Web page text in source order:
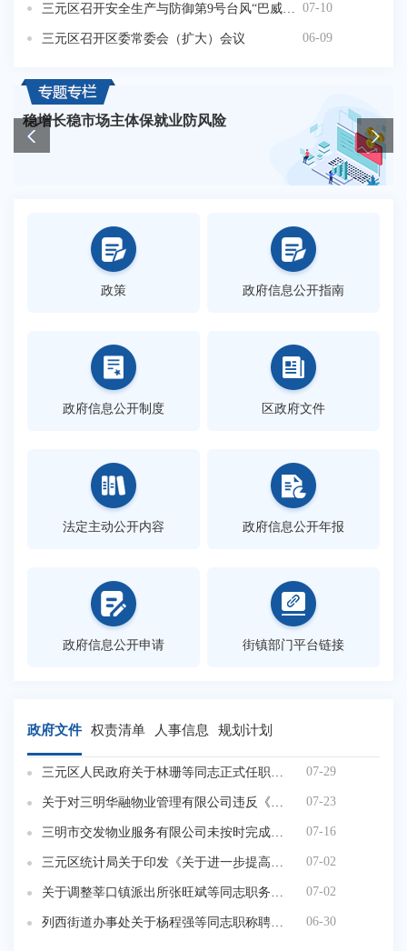
三元区召开安全生产与防御第9号台风“巴威”工作部署会 07-10
三元区召开区委常委会（扩大）会议 06-09
稳增长稳市场主体保就业防风险
政策 政府信息公开指南
政府信息公开制度 区政府文件
法定主动公开内容 政府信息公开年报
政府信息公开申请 街镇部门平台链接
政府文件 权责清单 人事信息 规划计划
07-29
07-23
07-16
三元区统计局关于印发《关于进一步提高全区统计数据质量的若干措施》的通知 07-02
关于调整莘口镇派出所张旺斌等同志职务的通知 07-02
列西街道办事处关于杨程强等同志职称聘用的报告 06-30